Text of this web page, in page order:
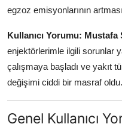
egzoz emisyonlarının
Kullanıcı Yorumu: Mustafa
enjektörlerimle ilgili sorunlar
çalışmaya başladı ve yakıt
değişimi ciddi bir masraf
Genel Kullanıcı